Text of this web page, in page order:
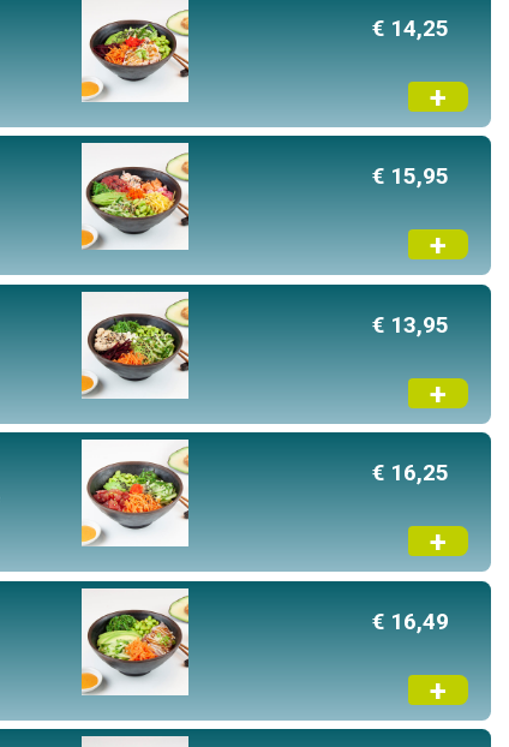
€ 14,25
+
€ 15,95
+
€ 13,95
+
€ 16,25
+
€ 16,49
+